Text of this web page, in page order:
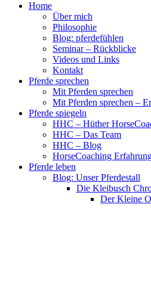
Home
Über mich
Philosophie
Blog: pferdefühlen
Seminar – Rückblicke
Videos und Links
Kontakt
Pferde sprechen
Mit Pferden sprechen
Mit Pferden sprechen –
Pferde spiegeln
HHC – Hüther
HHC – Das Team
HHC – Blog
HorseCoaching
Pferde leben
Blog: Unser Pferdestall
Die Kleibusch
Der Kleine